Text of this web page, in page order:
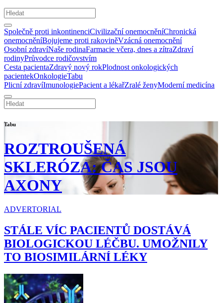
Společně proti inkontinenciCivilizační onemocněníChronická
onemocněníBojujeme proti rakoviněVzácná onemocnění
Osobní zdravíNaše rodinaFarmacie včera, dnes a zítraZdraví
rodinyPrůvodce rodičovstvím
Cesta pacientaZdravý nový rokPlodnost onkologických
pacientekOnkologieTabu
Plicní zdravíImunologiePacient a lékařZralé ženyModerní medicína
Tabu
ROZTROUŠENÁ
SKLERÓZA: ČAS JSOU
AXONY
ADVERTORIAL
STÁLE VÍC PACIENTŮ DOSTÁVÁ
BIOLOGICKOU LÉČBU. UMOŽNILY
TO BIOSIMILÁRNÍ LÉKY